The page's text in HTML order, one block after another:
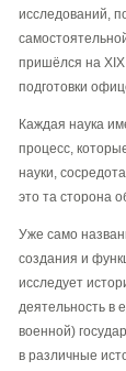
исследований,
пришёлся на XIX
подготовки
Каждая наука
процесс,
науки,
это та сторона
Уже само
создания и
исследует
деятельность в
военной)
в различные